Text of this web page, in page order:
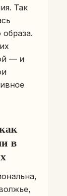
Так
— и
в